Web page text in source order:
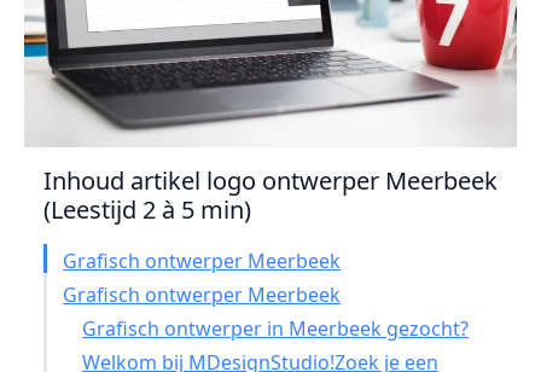
Inhoud artikel logo ontwerper Meerbeek
(Leestijd 2 à 5 min)
Grafisch ontwerper Meerbeek
Grafisch ontwerper Meerbeek
Grafisch ontwerper in Meerbeek gezocht?
Welkom bij MDesignStudio!Zoek je een